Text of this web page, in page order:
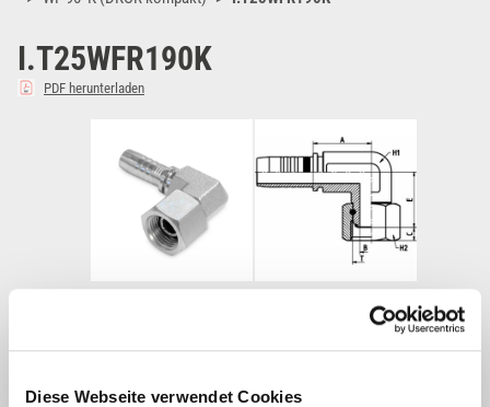
Diese Webseite verwendet Cookies
I.T25WFR190K
PDF herunterladen